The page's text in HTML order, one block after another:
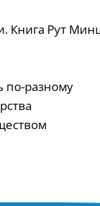
Книга Рут
по-разному